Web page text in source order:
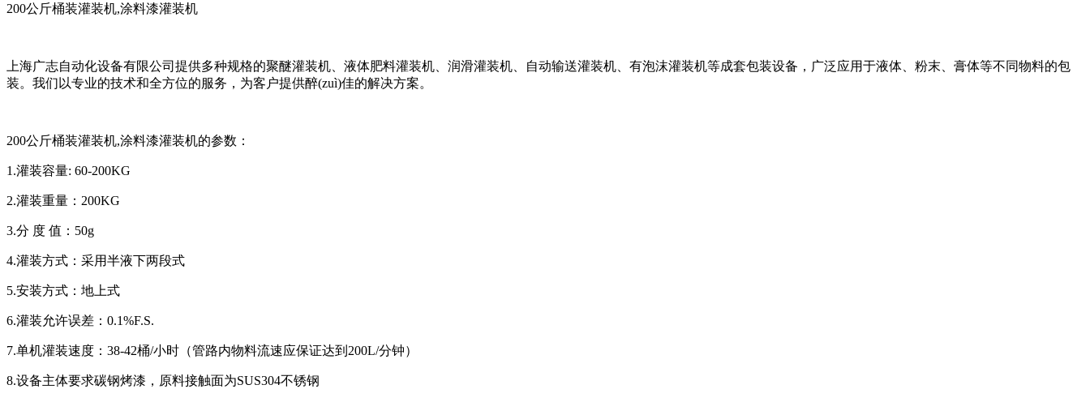
200公斤桶装灌装机,涂料漆灌装机
上海广志自动化设备有限公司提供多种规格的聚醚灌装机、液体肥料灌装机、润滑灌装机、自动输送灌装机、有泡沫灌装机等成套包装设备，广泛应用于液体、粉末、膏体等不同物料的包
装。我们以专业的技术和全方位的服务，为客户提供醉(zuì)佳的解决方案。
200公斤桶装灌装机,涂料漆灌装机的参数：
1.灌装容量: 60-200KG
2.灌装重量：200KG
3.分 度 值：50g
4.灌装方式：采用半液下两段式
5.安装方式：地上式
6.灌装允许误差：0.1%F.S.
7.单机灌装速度：38-42桶/小时（管路内物料流速应保证达到200L/分钟）
8.设备主体要求碳钢烤漆，原料接触面为SUS304不锈钢